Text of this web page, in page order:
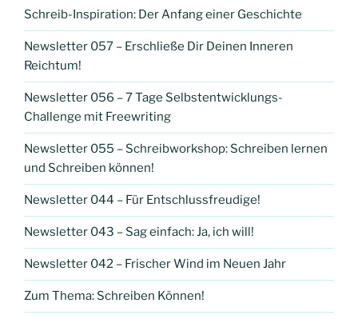
Schreib-Inspiration: Der Anfang einer Geschichte
Newsletter 057 – Erschließe Dir Deinen Inneren
Reichtum!
Newsletter 056 – 7 Tage Selbstentwicklungs-
Challenge mit Freewriting
Newsletter 055 – Schreibworkshop: Schreiben lernen
und Schreiben können!
Newsletter 044 – Für Entschlussfreudige!
Newsletter 043 – Sag einfach: Ja, ich will!
Newsletter 042 – Frischer Wind im Neuen Jahr
Zum Thema: Schreiben Können!